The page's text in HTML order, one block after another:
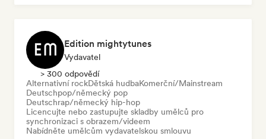
Edition mightytunes
Vydavatel
> 300 odpovědí
Alternativní rockDětská hudbaKomerční/Mainstream
Deutschpop/německý pop
Deutschrap/německý hip-hop
Licencujte nebo zastupujte skladby umělců pro
synchronizaci s obrazem/videem
Nabídněte umělcům vydavatelskou smlouvu